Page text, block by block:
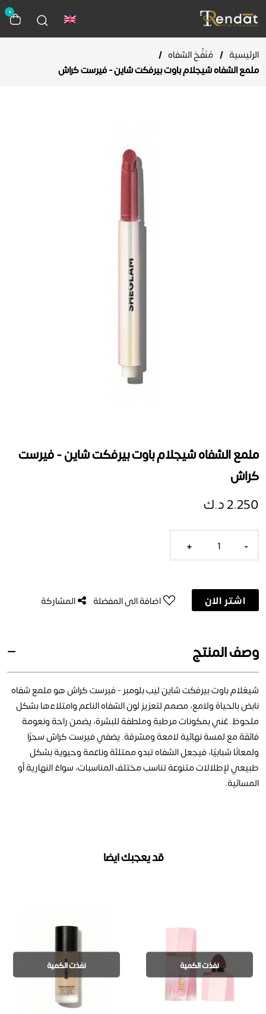
0
الرئيسية / مُنَفِّخ الشفاه /
ملمع الشفاه شيجلام باوت بيرفكت شاين - فيرست كراش
ملمع الشفاه شيجلام باوت بيرفكت شاين - فيرست
كراش
2.250 د.ك
-
+
اشتر الان اضافة الى المفضلة المشاركة
وصف المنتج
شيغلام باوت بيرفكت شاين ليب بلومبر - فيرست كراش هو ملمع شفاه
نابض بالحياة ولامع، مصمم لتعزيز لون الشفاه الناعم وامتلاءها بشكل
ملحوظ. غني بمكونات مرطبة وملطفة للبشرة، يضمن راحة ونعومة
فائقة مع لمسة نهائية لامعة ومشرقة. يضفي فيرست كراش سحرًا
ولمعانًا شبابيًا، فيجعل الشفاه تبدو ممتلئة وناعمة وحيوية بشكل
طبيعي لإطلالات متنوعة تناسب مختلف المناسبات، سواءً النهارية أو
المسائية.
قد يعجبك ايضا
نفذت الكمية نفذت الكمية